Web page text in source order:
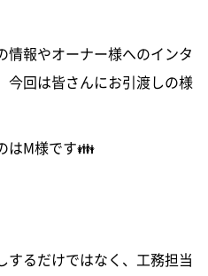
ハウスを見る
情報やオーナー様へのインタ
今回は皆さんにお引渡しの様
はM様です👪
するだけではなく、工務担当